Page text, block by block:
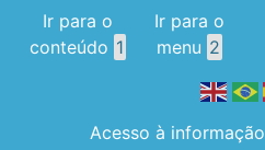
Ir para o
conteúdo 1
Ir para o
menu 2
Acesso à informação